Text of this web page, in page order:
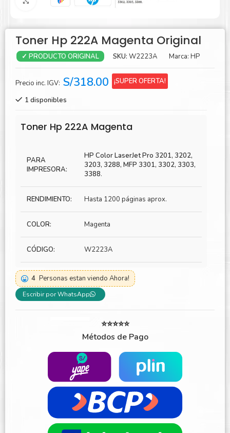
Toner Hp 222A Magenta Original
✓ PRODUCTO ORIGINAL SKU: W2223A Marca: HP
Precio inc. IGV: S/318.00 ¡SUPER OFERTA!
1 disponibles
Toner Hp 222A Magenta
PARA
IMPRESORA:
HP Color LaserJet Pro 3201, 3202,
3203, 3288, MFP 3301, 3302, 3303,
3388.
RENDIMIENTO: Hasta 1200 páginas aprox.
COLOR: Magenta
CÓDIGO: W2223A
4 Personas estan viendo Ahora!
Escribir por WhatsApp
⭐⭐⭐⭐⭐
Métodos de Pago